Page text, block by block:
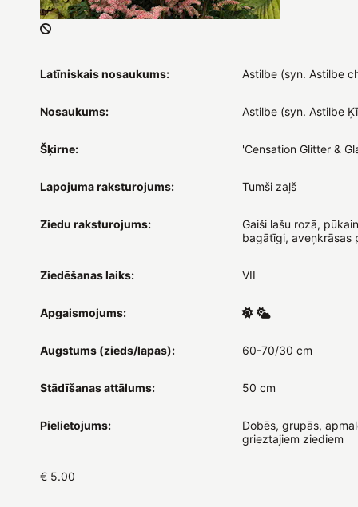
Latīniskais nosaukums: Astilbe (syn. Astilbe
Nosaukums: Astilbe (syn. Astilbe
Šķirne: 'Censation Glitter &
Lapojuma raksturojums: Tumši zaļš
Ziedu raksturojums:
Gaiši lašu rozā,
bagātīgi, aveņkrāsas
Ziedēšanas laiks: VII
Apgaismojums:
Augstums (zieds/lapas): 60-70/30 cm
Stādīšanas attālums: 50 cm
Pielietojums:
Dobēs, grupās,
grieztajiem ziediem
€ 5.00